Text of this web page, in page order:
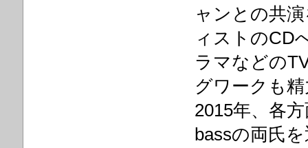
ャンとの共
ィストのCD
ラマなどの
グワークも
2015年、各
bassの両氏